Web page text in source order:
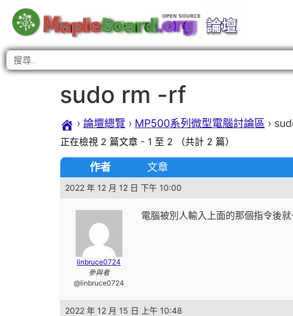
sudo rm -rf
› 論壇總覽 › MP500系列微型電腦討論區 ›
正在檢視 2 篇文章 - 1 至 2 （共計 2 篇）
作者 文章
2022 年 12 月 12 日 下午 10:00
linbruce0724
參與者
@linbruce0724
電腦被別人輸入上面的那個指令後
2022 年 12 月 15 日 上午 10:48